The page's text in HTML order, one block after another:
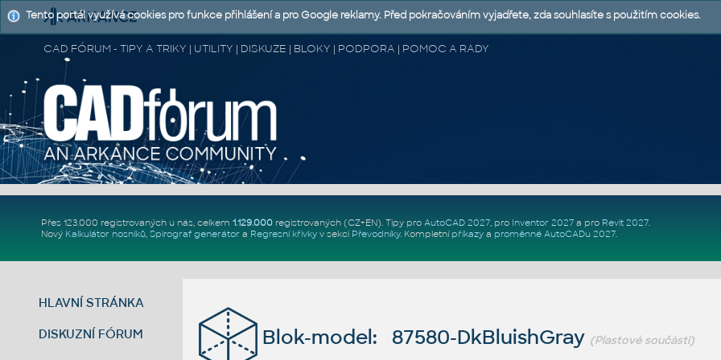
CAD FÓRUM - TIPY A TRIKY | UTILITY | DISKUZE | BLOKY | PODPORA | POMOC A RADY
Přes 123.000 registrovaných u nás, celkem 1.129.000registrovaných (CZ+EN). Tipy pro AutoCAD 2027, pro Inventor 2027a pro Revit 2027.
Nový Kalkulátor nosníků, Spirograf generátor a Regresní křivkyv sekci Převodníky. Kompletní příkazya proměnné AutoCADu 2027.
HLAVNÍ STRÁNKA
DISKUZNÍ FÓRUM Blok-model: 87580-DkBluishGray (Plastové součásti)
Tento portál využívá cookies pro funkce přihlášení a pro Google reklamy. Před pokračováním vyjadřete, zda souhlasíte s použitím cookies.